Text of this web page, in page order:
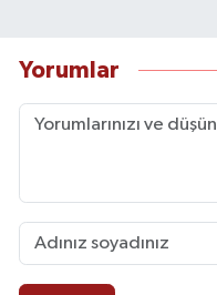
Yorumlar